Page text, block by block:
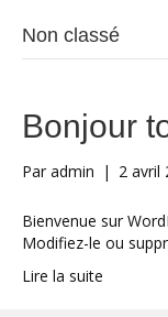
Non classé
Bonjour
Par admin | 2 avril
Bienvenue sur
Modifiez-le ou
Lire la suite